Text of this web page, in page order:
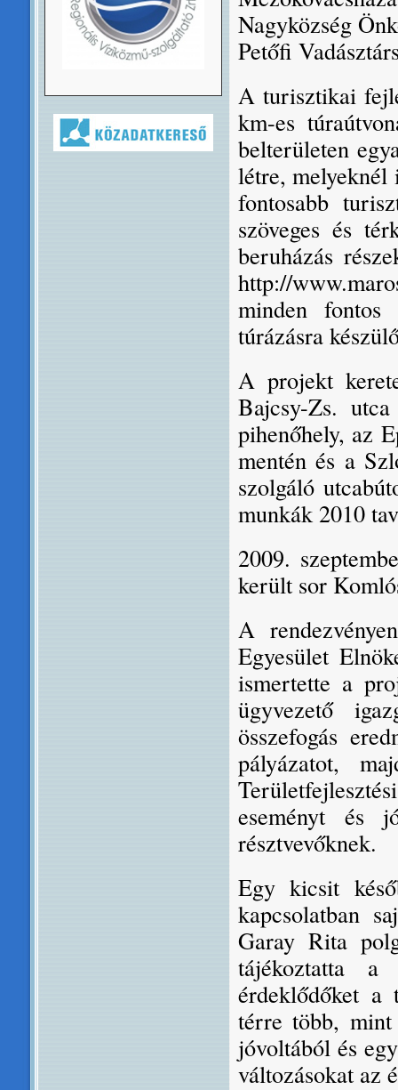
Nagyközség
Petőfi
A turisztikai
km-es
belterületen
létre, melyeknél
fontosabb
szöveges és
beruházás
http://
minden
túrázásra
A projekt
Bajcsy-Zs.
pihenőhely, az
mentén és a
szolgáló
munkák 2010
2009.
került sor
A
Egyesület
ismertette a
ügyvezető
összefogás
pályázatot,
eseményt és
résztvevőknek.
Egy kicsit
kapcsolatban
Garay Rita
tájékoztatta
érdeklődőket a
térre több,
jóvoltából és
változásokat az